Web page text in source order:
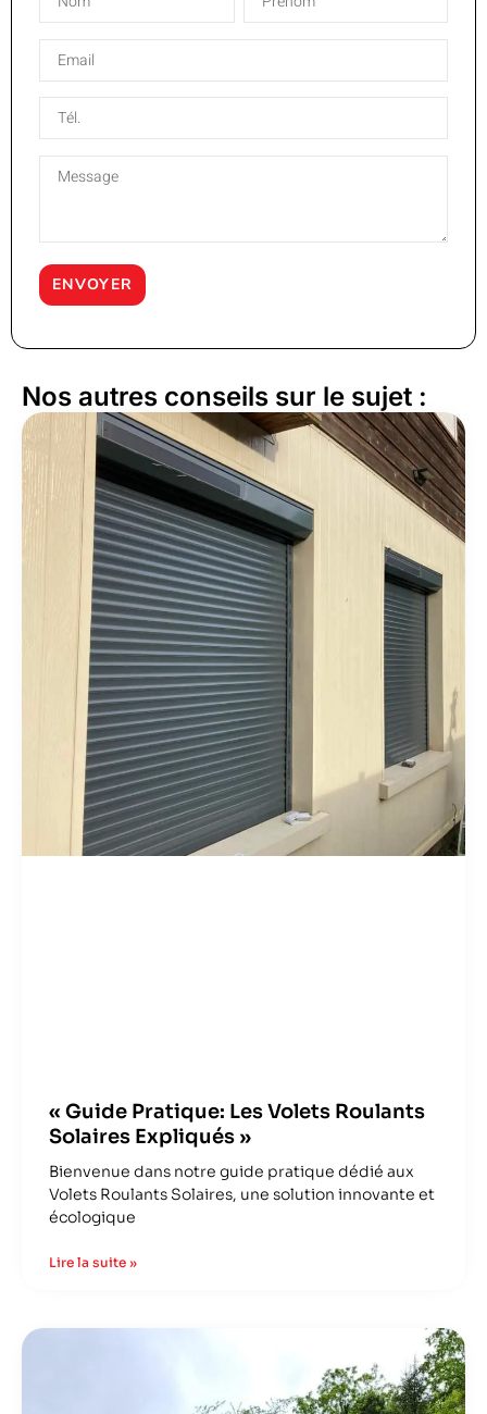
Nos autres conseils sur le sujet :
« Guide Pratique: Les Volets Roulants
Solaires Expliqués »
Bienvenue dans notre guide pratique dédié aux
Volets Roulants Solaires, une solution innovante et
écologique
Lire la suite »